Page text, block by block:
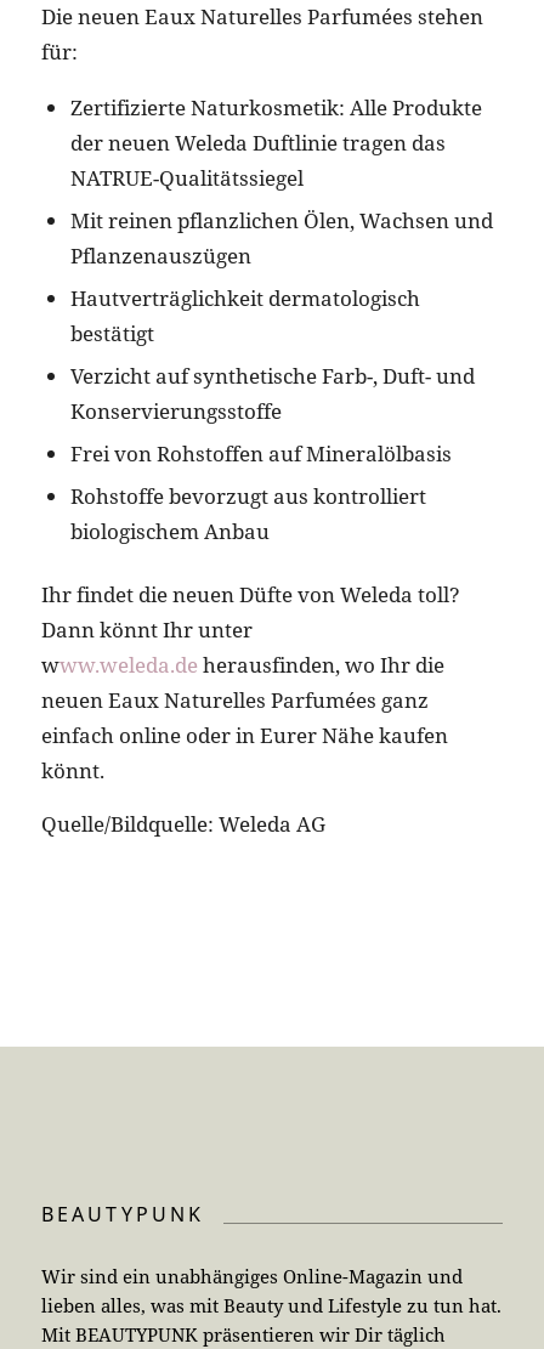
Die neuen Eaux Naturelles Parfumées stehen
für:
Zertifizierte Naturkosmetik: Alle Produkte
der neuen Weleda Duftlinie tragen das
NATRUE-Qualitätssiegel
Mit reinen pflanzlichen Ölen, Wachsen und
Pflanzenauszügen
Hautverträglichkeit dermatologisch
bestätigt
Verzicht auf synthetische Farb-, Duft- und
Konservierungsstoffe
Frei von Rohstoffen auf Mineralölbasis
Rohstoffe bevorzugt aus kontrolliert
biologischem Anbau
Ihr findet die neuen Düfte von Weleda toll?
Dann könnt Ihr unter
www.weleda.de herausfinden, wo Ihr die
neuen Eaux Naturelles Parfumées ganz
einfach online oder in Eurer Nähe kaufen
könnt.
Quelle/Bildquelle: Weleda AG
BEAUTYPUNK
Wir sind ein unabhängiges Online-Magazin und
lieben alles, was mit Beauty und Lifestyle zu tun hat.
Mit BEAUTYPUNK präsentieren wir Dir täglich